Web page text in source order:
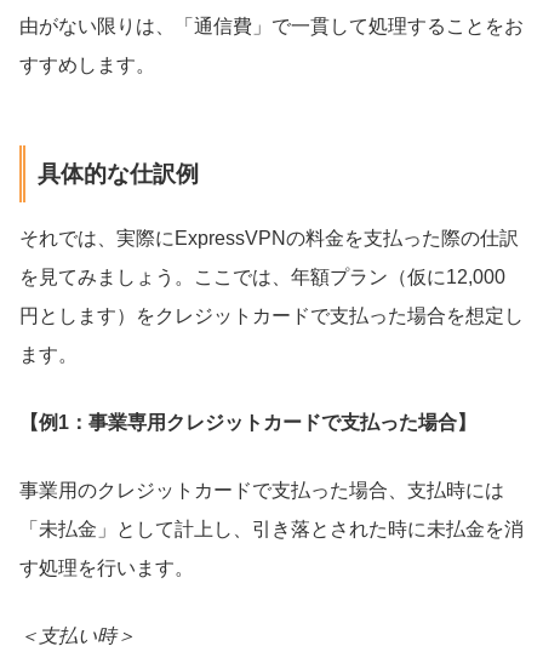
由がない限りは、「通信費」で一貫して処理することをお
すすめします。
具体的な仕訳例
それでは、実際にExpressVPNの料金を支払った際の仕訳
を見てみましょう。ここでは、年額プラン（仮に12,000
円とします）をクレジットカードで支払った場合を想定し
ます。
【例1：事業専用クレジットカードで支払った場合】
事業用のクレジットカードで支払った場合、支払時には
「未払金」として計上し、引き落とされた時に未払金を消
す処理を行います。
＜支払い時＞